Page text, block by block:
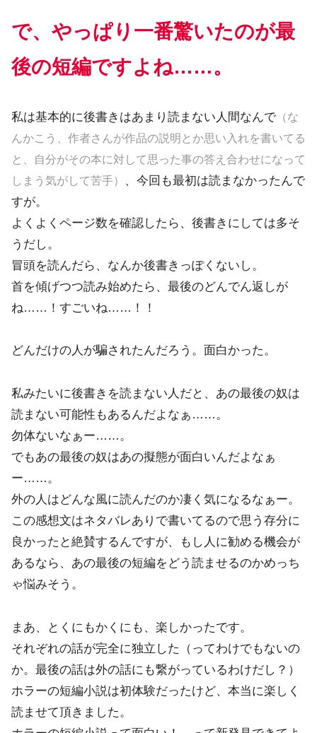
で、やっぱり一番驚いたのが最
後の短編ですよね……。
私は基本的に後書きはあまり読まない人間なんで （な
んかこう、作者さんが作品の説明とか思い入れを書いてる
と、自分がその本に対して思った事の答え合わせになって
しまう気がして苦手）
、今回も最初は読まなかったんで
すが。
よくよくページ数を確認したら、後書きにしては多そ
うだし。
冒頭を読んだら、なんか後書きっぽくないし。
首を傾げつつ読み始めたら、最後のどんでん返しが
ね……！すごいね……！！
どんだけの人が騙されたんだろう。面白かった。
私みたいに後書きを読まない人だと、あの最後の奴は
読まない可能性もあるんだよなぁ……。
勿体ないなぁー……。
でもあの最後の奴はあの擬態が面白いんだよなぁ
ー……。
外の人はどんな風に読んだのか凄く気になるなぁー。
この感想文はネタバレありで書いてるので思う存分に
良かったと絶賛するんですが、もし人に勧める機会が
あるなら、あの最後の短編をどう読ませるのかめっち
ゃ悩みそう。
まあ、とくにもかくにも、楽しかったです。
それぞれの話が完全に独立した（ってわけでもないの
か。最後の話は外の話にも繋がっているわけだし？）
ホラーの短編小説は初体験だったけど、本当に楽しく
読ませて頂きました。